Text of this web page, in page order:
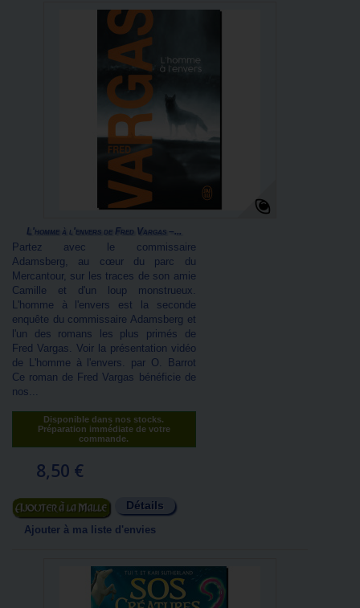
L'homme à l'envers de Fred Vargas –...
Partez avec le commissaire
Adamsberg, au cœur du parc du
Mercantour, sur les traces de son amie
Camille et d'un loup monstrueux.
L'homme à l'envers est la seconde
enquête du commissaire Adamsberg et
l'un des romans les plus primés de
Fred Vargas. Voir la présentation vidéo
de L'homme à l'envers. par O. Barrot
Ce roman de Fred Vargas bénéficie de
nos...
Disponible dans nos stocks.
Préparation immédiate de votre
commande.
8,50 €
Ajouter au panier Détails
Ajouter à ma liste d'envies